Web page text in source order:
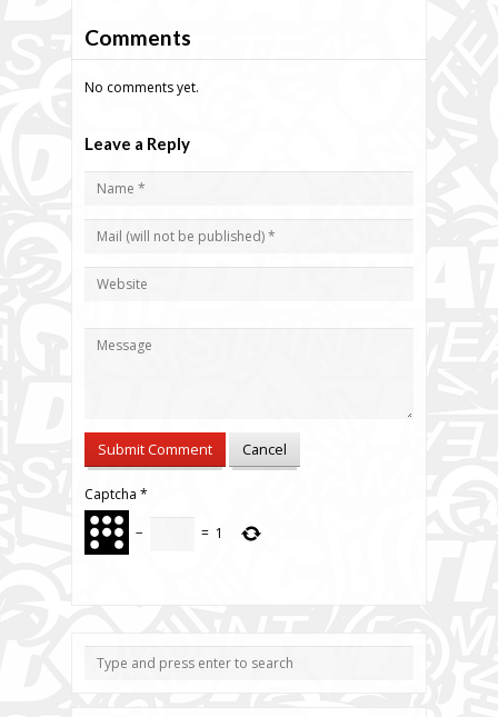
Comments
No comments yet.
Leave a Reply
Captcha *
− = 1